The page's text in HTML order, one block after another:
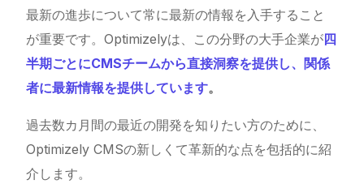
最新の進歩について常に最新の情報を入手すること
が重要です。Optimizelyは、この分野の大手企業が四
半期ごとにCMSチームから直接洞察を提供し、関係
者に最新情報を提供しています。
過去数カ月間の最近の開発を知りたい方のために、
Optimizely CMSの新しくて革新的な点を包括的に紹
介します。